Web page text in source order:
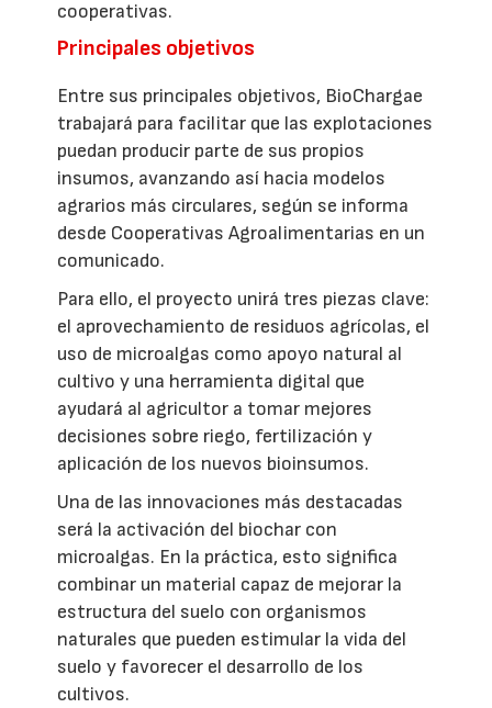
cooperativas.
Principales objetivos
Entre sus principales objetivos, BioChargae
trabajará para facilitar que las explotaciones
puedan producir parte de sus propios
insumos, avanzando así hacia modelos
agrarios más circulares, según se informa
desde Cooperativas Agroalimentarias en un
comunicado.
Para ello, el proyecto unirá tres piezas clave:
el aprovechamiento de residuos agrícolas, el
uso de microalgas como apoyo natural al
cultivo y una herramienta digital que
ayudará al agricultor a tomar mejores
decisiones sobre riego, fertilización y
aplicación de los nuevos bioinsumos.
Una de las innovaciones más destacadas
será la activación del biochar con
microalgas. En la práctica, esto significa
combinar un material capaz de mejorar la
estructura del suelo con organismos
naturales que pueden estimular la vida del
suelo y favorecer el desarrollo de los
cultivos.